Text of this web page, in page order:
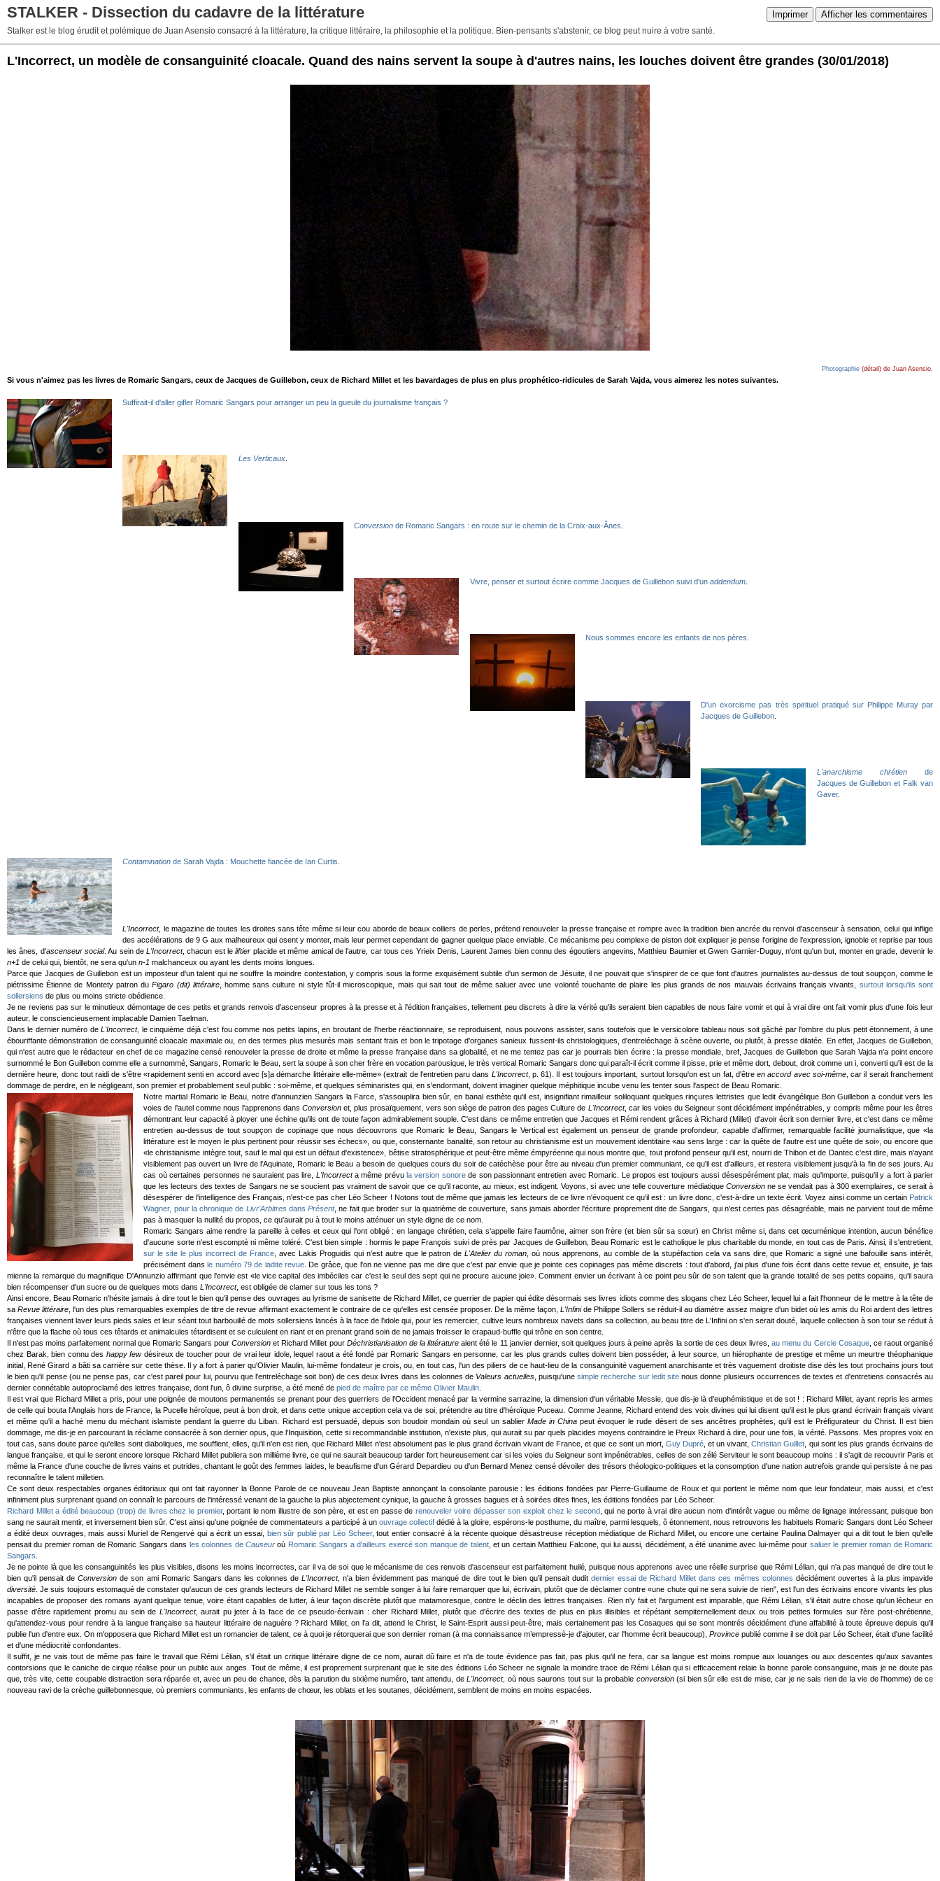
Imprimer Afficher les commentaires
STALKER - Dissection du cadavre de la littérature
Stalker est le blog érudit et polémique de Juan Asensio consacré à la littérature, la critique littéraire, la philosophie et la politique. Bien-pensants s'abstenir, ce blog peut nuire à votre santé.
L'Incorrect, un modèle de consanguinité cloacale. Quand des nains servent la soupe à d'autres nains, les louches doivent être grandes (30/01/2018)
Photographie (détail) de Juan Asensio.
Si vous n'aimez pas les livres de Romaric Sangars, ceux de Jacques de Guillebon, ceux de Richard Millet et les bavardages de plus en plus prophético-ridicules de Sarah Vajda, vous aimerez les notes suivantes.
Suffirait-il d'aller gifler Romaric Sangars pour arranger un peu la gueule du journalisme français ?
Les Verticaux.
Conversion de Romaric Sangars : en route sur le chemin de la Croix-aux-Ânes
Vivre, penser et surtout écrire comme Jacques de Guillebon suivi d'un addendum.
Nous sommes encore les enfants de nos pères
D'un exorcisme pas très spirituel pratiqué sur Philippe Muray par
Jacques de Guillebon
L'anarchisme chrétiende
Jacques de Guillebon et Falk van
Gaver.
Contamination de Sarah Vajda : Mouchette fiancée de Ian Curtis
L'Incorrect, le magazine de toutes les droites sans tête même si leur cou aborde de beaux colliers de perles, prétend renouveler la presse française et rompre avec la tradition bien ancrée du renvoi d'ascenseur à sensation, celui qui inflige
des accélérations de 9 G aux malheureux qui osent y monter, mais leur permet cependant de gagner quelque place enviable. Ce mécanisme peu complexe de piston doit expliquer je pense l'origine de l'expression, ignoble et reprise par tous
les ânes, d'ascenseur social. Au sein deL'Incorrect, chacun est leliftier placide et même amical de l'autre, car tous ces Yrieix Denis, Laurent James bien connu des égoutiers angevins, Matthieu Baumier et Gwen Garnier-Duguy, n'ont qu'un but, monter en grade, devenir le
n+1 de celui qui, bientôt, ne sera qu'un n-1 malchanceux ou ayant les dents moins longues.
Parce que Jacques de Guillebon est un imposteur d'un talent qui ne souffre la moindre contestation, y compris sous la forme exquisément subtile d'un sermon de Jésuite, il ne pouvait que s'inspirer de ce que font d'autres journalistes au-dessus de tout soupçon, comme le
piétrissime Étienne de Montety patron duFigaro (dit) littéraire, homme sans culture ni style fût-il microscopique, mais qui sait tout de même saluer avec une volonté touchante de plaire les plus grands de nos mauvais écrivains français vivants, surtout lorsqu'ils sont
sollersiens de plus ou moins stricte obédience.
Je ne reviens pas sur le minutieux démontage de ces petits et grands renvois d'ascenseur propres à la presse et à l'édition françaises, tellement peu discrets à dire la vérité qu'ils seraient bien capables de nous faire vomir et qui à vrai dire ont fait vomir plus d'une fois leur
auteur, le consciencieusement implacable Damien Taelman.
Dans le dernier numéro deL'Incorrect, le cinquième déjà c'est fou comme nos petits lapins, en broutant de l'herbe réactionnaire, se reproduisent, nous pouvons assister, sans toutefois que le versicolore tableau nous soit gâché par l'ombre du plus petit étonnement, à une
ébouriffante démonstration de consanguinité cloacale maximale ou, en des termes plus mesurés mais sentant frais et bon le tripotage d'organes sanieux fussent-ils christologiques, d'entreléchage à scène ouverte, ou plutôt, à presse dilatée. En effet, Jacques de Guillebon,
qui n'est autre que le rédacteur en chef de ce magazine censé renouveler la presse de droite et même la presse française dans sa globalité, et ne me tentez pas car je pourrais bien écrire : la presse mondiale, bref, Jacques de Guillebon que Sarah Vajda n'a point encore
surnommé le Bon Guillebon comme elle a surnommé, Sangars, Romaric le Beau, sert la soupe à son cher frère en vocation parousique, le très vertical Romaric Sangars donc qui paraît-il écrit comme il pisse, prie et même dort, debout, droit comme un i, converti qu'il est de la
dernière heure, donc tout raidi de s'être «rapidement senti en accord avec [s]a démarche littéraire elle-même» (extrait de l'entretien paru dans L'Incorrect, p. 61). Il est toujours important, surtout lorsqu'on est un fat, d'êtreen accord avec soi-même, car il serait franchement
dommage de perdre, en le négligeant, son premier et probablement seul public : soi-même, et quelques séminaristes qui, en s'endormant, doivent imaginer quelque méphitique incube venu les tenter sous l'aspect de Beau Romaric.
Notre martial Romaric le Beau, notre d'annunzien Sangars la Farce, s'assouplira bien sûr, en banal esthète qu'il est, insignifiant rimailleur soliloquant quelques rinçures lettristes que ledit évangélique Bon Guillebon a conduit vers les
voies de l'autel comme nous l'apprenons dansConversion et, plus prosaïquement, vers son siège de patron des pages Culture de L'Incorrect, car les voies du Seigneur sont décidément impénétrables, y compris même pour les êtres
démontrant leur capacité à ployer une échine qu'ils ont de toute façon admirablement souple. C'est dans ce même entretien que Jacques et Rémi rendent grâces à Richard (Millet) d'avoir écrit son dernier livre, et c'est dans ce même
entretien au-dessus de tout soupçon de copinage que nous découvrons que Romaric le Beau, Sangars le Vertical est également un penseur de grande profondeur, capable d'affirmer, remarquable facilité journalistique, que «la
littérature est le moyen le plus pertinent pour réussir ses échecs», ou que, consternante banalité, son retour au christianisme est un mouvement identitaire «au sens large : car la quête de l'autre est une quête de soi», ou encore que
«le christianisme intègre tout, sauf le mal qui est un défaut d'existence», bêtise stratosphérique et peut-être même émpyréenne qui nous montre que, tout profond penseur qu'il est, nourri de Thibon et de Dantec c'est dire, mais n'ayant
visiblement pas ouvert un livre de l'Aquinate, Romaric le Beau a besoin de quelques cours du soir de catéchèse pour être au niveau d'un premier communiant, ce qu'il est d'ailleurs, et restera visiblement jusqu'à la fin de ses jours. Au
cas où certaines personnes ne sauraient pas lire, L'Incorrecta même prévu la version sonorede son passionnant entretien avec Romaric. Le propos est toujours aussi désespérément plat, mais qu'importe, puisqu'il y a fort à parier
que les lecteurs des textes de Sangars ne se soucient pas vraiment de savoir que ce qu'il raconte, au mieux, est indigent. Voyons, si avec une telle couverture médiatique Conversionne se vendait pas à 300 exemplaires, ce serait à
désespérer de l'intelligence des Français, n'est-ce pas cher Léo Scheer ! Notons tout de même que jamais les lecteurs de ce livre n'évoquent ce qu'il est : un livre donc, c'est-à-dire un texte écrit. Voyez ainsi comme un certain Patrick
Wagner, pour la chronique de Livr'ArbitresdansPrésent, ne fait que broder sur la quatrième de couverture, sans jamais aborder l'écriture proprement dite de Sangars, qui n'est certes pas désagréable, mais ne parvient tout de même
pas à masquer la nullité du propos, ce qu'aurait pu à tout le moins atténuer un style digne de ce nom.
Romaric Sangars aime rendre la pareille à celles et ceux qui l'ont obligé : en langage chrétien, cela s'appelle faire l'aumône, aimer son frère (et bien sûr sa sœur) en Christ même si, dans cet œcuménique intention, aucun bénéfice
d'aucune sorte n'est escompté ni même toléré. C'est bien simple : hormis le pape François suivi de près par Jacques de Guillebon, Beau Romaric est le catholique le plus charitable du monde, en tout cas de Paris. Ainsi, il s'entretient,
sur le site le plus incorrect de France, avec Lakis Proguidis qui n'est autre que le patron deL'Atelier du roman , où nous apprenons, au comble de la stupéfaction cela va sans dire, que Romaric a signé une bafouille sans intérêt,
précisément dans le numéro 79 de ladite revue . De grâce, que l'on ne vienne pas me dire que c'est par envie que je pointe ces copinages pas même discrets : tout d'abord, j'ai plus d'une fois écrit dans cette revue et, ensuite, je fais
mienne la remarque du magnifique D'Annunzio affirmant que l'envie est «le vice capital des imbéciles car c'est le seul des sept qui ne procure aucune joie». Comment envier un écrivant à ce point peu sûr de son talent que la grande totalité de ses petits copains, qu'il saura
bien récompenser d'un sucre ou de quelques mots dans L'Incorrect, est obligée de clamer sur tous les tons ?
Ainsi encore, Beau Romaric n'hésite jamais à dire tout le bien qu'il pense des ouvrages au lyrisme de sanisette de Richard Millet, ce guerrier de papier qui édite désormais ses livres idiots comme des slogans chez Léo Scheer, lequel lui a fait l'honneur de le mettre à la tête de
saRevue littéraire , l'un des plus remarquables exemples de titre de revue affirmant exactement le contraire de ce qu'elles est censée proposer. De la même façon,L'Infinide Philippe Sollers se réduit-il au diamètre assez maigre d'un bidet où les amis du Roi ardent des lettres
françaises viennent laver leurs pieds sales et leur séant tout barbouillé de mots sollersiens lancés à la face de l'idole qui, pour les remercier, cultive leurs nombreux navets dans sa collection, au beau titre de L'Infini on s'en serait douté, laquelle collection à son tour se réduit à
n'être que la flache où tous ces têtards et animalcules tétardisent et se culculent en riant et en prenant grand soin de ne jamais froisser le crapaud-buffle qui trône en son centre.
Il n'est pas moins parfaitement normal que Romaric Sangars pourConversion et Richard Millet pour Déchristianisation de la littérature aient été le 11 janvier dernier, soit quelques jours à peine après la sortie de ces deux livres,au menu du Cercle Cosaque, ce raout organisé
chez Barak, bien connu des happy fewdésireux de toucher pour de vrai leur idole, lequel raout a été fondé par Romaric Sangars en personne, car les plus grands cultes doivent bien posséder, à leur source, un hiérophante de prestige et même un meurtre théophanique
initial, René Girard a bâti sa carrière sur cette thèse. Il y a fort à parier qu'Olivier Maulin, lui-même fondateur je crois, ou, en tout cas, l'un des piliers de ce haut-lieu de la consanguinité vaguement anarchisante et très vaguement droitiste dise dès les tout prochains jours tout
le bien qu'il pense (ou ne pense pas, car c'est pareil pour lui, pourvu que l'entreléchage soit bon) de ces deux livres dans les colonnes de Valeurs actuelles, puisqu'unesimple recherche sur ledit sitenous donne plusieurs occurrences de textes et d'entretiens consacrés au
dernier connétable autoproclamé des lettres française, dont l'un, ô divine surprise, a été mené de pied de maître par ce même Olivier Maulin
Il est vrai que Richard Millet a pris, pour une poignée de moutons permanentés se prenant pour des guerriers de l'Occident menacé par la vermine sarrazine, la dimension d'un véritable Messie, que dis-je là d'euphémistique et de sot ! : Richard Millet, ayant repris les armes
de celle qui bouta l'Anglais hors de France, la Pucelle héroïque, peut à bon droit, et dans cette unique acception cela va de soi, prétendre au titre d'héroïque Puceau. Comme Jeanne, Richard entend des voix divines qui lui disent qu'il est le plus grand écrivain français vivant
et même qu'il a haché menu du méchant islamiste pendant la guerre du Liban. Richard est persuadé, depuis son boudoir mondain où seul un sablier Made in China peut évoquer le rude désert de ses ancêtres prophètes, qu'il est le Préfigurateur du Christ. Il est bien
dommage, me dis-je en parcourant la réclame consacrée à son dernier opus, que l'Inquisition, cette si recommandable institution, n'existe plus, qui aurait su par quels placides moyens contraindre le Preux Richard à dire, pour une fois, la vérité. Passons. Mes propres voix en
tout cas, sans doute parce qu'elles sont diaboliques, me soufflent, elles, qu'il n'en est rien, que Richard Millet n'est absolument pas le plus grand écrivain vivant de France, et que ce sont un mort, Guy Dupré , et un vivant,Christian Guillet , qui sont les plus grands écrivains de
langue française, et qui le seront encore lorsque Richard Millet publiera son millième livre, ce qui ne saurait beaucoup tarder fort heureusement car si les voies du Seigneur sont impénétrables, celles de son zélé Serviteur le sont beaucoup moins : il s'agit de recouvrir Paris et
même la France d'une couche de livres vains et putrides, chantant le goût des femmes laides, le beaufisme d'un Gérard Depardieu ou d'un Bernard Menez censé dévoiler des trésors théologico-politiques et la consomption d'une nation autrefois grande qui persiste à ne pas
reconnaître le talent milletien.
Ce sont deux respectables organes éditoriaux qui ont fait rayonner la Bonne Parole de ce nouveau Jean Baptiste annonçant la consolante parousie : les éditions fondées par Pierre-Guillaume de Roux et qui portent le même nom que leur fondateur, mais aussi, et c'est
infiniment plus surprenant quand on connaît le parcours de l'intéressé venant de la gauche la plus abjectement cynique, la gauche à grosses bagues et à soirées dites fines, les éditions fondées par Léo Scheer.
Richard Millet a édité beaucoup (trop) de livres chez le premier, portant le nom illustre de son père, et est en passe de renouveler voire dépasser son exploit chez le second , qui ne porte à vrai dire aucun nom d'intérêt vague ou même de lignage intéressant, puisque bon
sang ne saurait mentir, et inversement bien sûr. C'est ainsi qu'une poignée de commentateurs a participé à un ouvrage collectif dédié à la gloire, espérons-le posthume, du maître, parmi lesquels, ô étonnement, nous retrouvons les habituels Romaric Sangars dont Léo Scheer
a édité deux ouvrages, mais aussi Muriel de Rengervé qui a écrit un essai,
bien sûr publié par Léo Scheer, tout entier consacré à la récente quoique désastreuse réception médiatique de Richard Millet, ou encore une certaine Paulina Dalmayer qui a dit tout le bien qu'elle
pensait du premier roman de Romaric Sangars dans les colonnes de Causeuroù Romaric Sangars a d'ailleurs exercé son manque de talent, et un certain Matthieu Falcone, qui lui aussi, décidément, a été unanime avec lui-même pour saluer le premier roman de Romaric
Sangars
Je ne pointe là que les consanguinités les plus visibles, disons les moins incorrectes, car il va de soi que le mécanisme de ces renvois d'ascenseur est parfaitement huilé, puisque nous apprenons avec une réelle surprise que Rémi Lélian, qui n'a pas manqué de dire tout le
bien qu'il pensait deConversion de son ami Romaric Sangars dans les colonnes deL'Incorrect, n'a bien évidemment pas manqué de dire tout le bien qu'il pensait duditdernier essai de Richard Millet dans ces mêmes colonnes décidément ouvertes à la plus impavide
diversité . Je suis toujours estomaqué de constater qu'aucun de ces grands lecteurs de Richard Millet ne semble songer à lui faire remarquer que lui, écrivain, plutôt que de déclamer contre «une chute qui ne sera suivie de rien", est l'un des écrivains encore vivants les plus
incapables de proposer des romans ayant quelque tenue, voire étant capables de lutter, à leur façon discrète plutôt que matamoresque, contre le déclin des lettres françaises. Rien n'y fait et l'argument est imparable, que Rémi Lélian, s'il était autre chose qu'un lécheur en
passe d'être rapidement promu au sein de L'Incorrect, aurait pu jeter à la face de ce pseudo-écrivain : cher Richard Millet, plutôt que d'écrire des textes de plus en plus illisibles et répétant sempiternellement deux ou trois petites formules sur l'ère post-chrétienne,
qu'attendez-vous pour rendre à la langue française sa hauteur littéraire de naguère ? Richard Millet, on l'a dit, attend le Christ, le Saint-Esprit aussi peut-être, mais certainement pas les Cosaques qui se sont montrés décidément d'une affabilité à toute épreuve depuis qu'il
publie l'un d'entre eux. On m'opposera que Richard Millet est un romancier de talent, ce à quoi je rétorquerai que son dernier roman (à ma connaissance m’empressè-je d'ajouter, car l'homme écrit beaucoup), Provincepublié comme il se doit par Léo Scheer, était d'une facilité
et d'une médiocrité confondantes.
Il suffit, je ne vais tout de même pas faire le travail que Rémi Lélian, s'il était un critique littéraire digne de ce nom, aurait dû faire et n'a de toute évidence pas fait, pas plus qu'il ne fera, car sa langue est moins rompue aux louanges ou aux descentes qu'aux savantes
contorsions que le caniche de cirque réalise pour un public aux anges. Tout de même, il est proprement surprenant que le site des éditions Léo Scheer ne signale la moindre trace de Rémi Lélian qui si efficacement relaie la bonne parole consanguine, mais je ne doute pas
que, très vite, cette coupable distraction sera réparée et, avec un peu de chance, dès la parution du sixième numéro, tant attendu, deL'Incorrect, où nous saurons tout sur la probable conversion(si bien sûr elle est de mise, car je ne sais rien de la vie de l'homme) de ce
nouveau ravi de la crèche guillebonnesque, où premiers communiants, les enfants de chœur, les oblats et les soutanes, décidément, semblent de moins en moins espacées.